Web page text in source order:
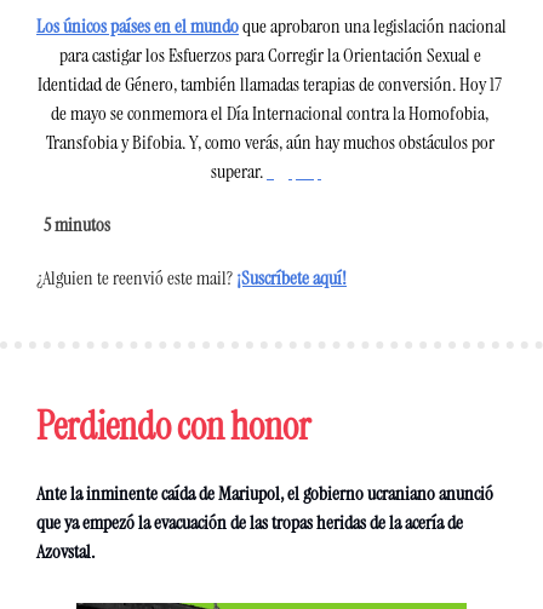
Los únicos países en el mundo que aprobaron una legislación nacional
para castigar los Esfuerzos para Corregir la Orientación Sexual e
Identidad de Género, también llamadas terapias de conversión. Hoy 17
de mayo se conmemora el Día Internacional contra la Homofobia,
Transfobia y Bifobia. Y, como verás, aún hay muchos obstáculos por
superar.
5 minutos
¿Alguien te reenvió este mail?¡Suscríbete aquí!
Perdiendo con honor
Ante la inminente caída de Mariupol, el gobierno ucraniano anunció
que ya empezó la evacuación de las tropas heridas de la acería de
Azovstal.